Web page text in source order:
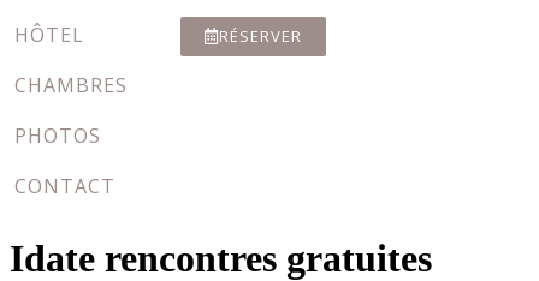
HÔTEL
CHAMBRES
PHOTOS
CONTACT
RÉSERVER
Idate rencontres gratuites